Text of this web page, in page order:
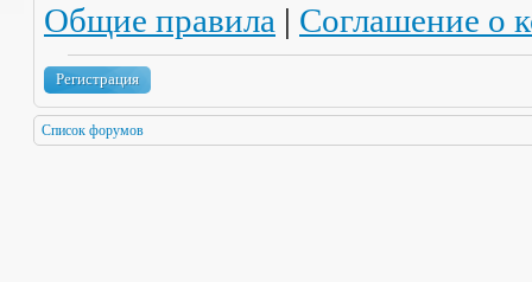
Общие правила | Соглашение о
Регистрация
Список форумов